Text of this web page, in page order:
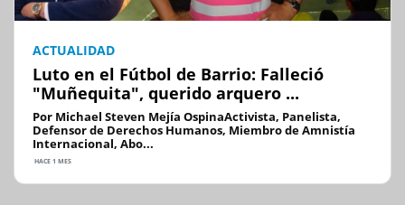
ACTUALIDAD
Luto en el Fútbol de Barrio: Falleció
"Muñequita", querido arquero ...
Por Michael Steven Mejía OspinaActivista, Panelista,
Defensor de Derechos Humanos, Miembro de Amnistía
Internacional, Abo...
HACE 1 MES